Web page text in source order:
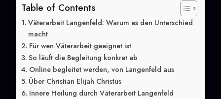
Table of Contents
Väterarbeit Langenfeld: Warum es den Unterschied
macht
Für wen Väterarbeit geeignet ist
So läuft die Begleitung konkret ab
Online begleitet werden, von Langenfeld aus
Über Christian Elijah Christus
Innere Heilung durch Väterarbeit Langenfeld